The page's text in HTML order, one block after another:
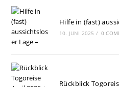
Hilfe in (fast)
10. JUNI 2025 / 0
Rückblick